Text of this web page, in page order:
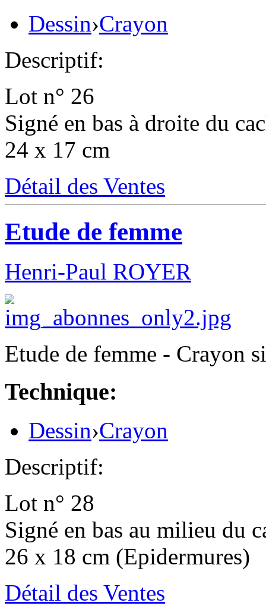
Dessin›Crayon
Descriptif:
Lot n° 26
Signé en bas à droite du
24 x 17 cm
Détail des Ventes
Etude de femme
Henri-Paul ROYER
Etude de femme - Crayon
Technique:
Dessin›Crayon
Descriptif:
Lot n° 28
Signé en bas au milieu du
26 x 18 cm (Epidermures)
Détail des Ventes